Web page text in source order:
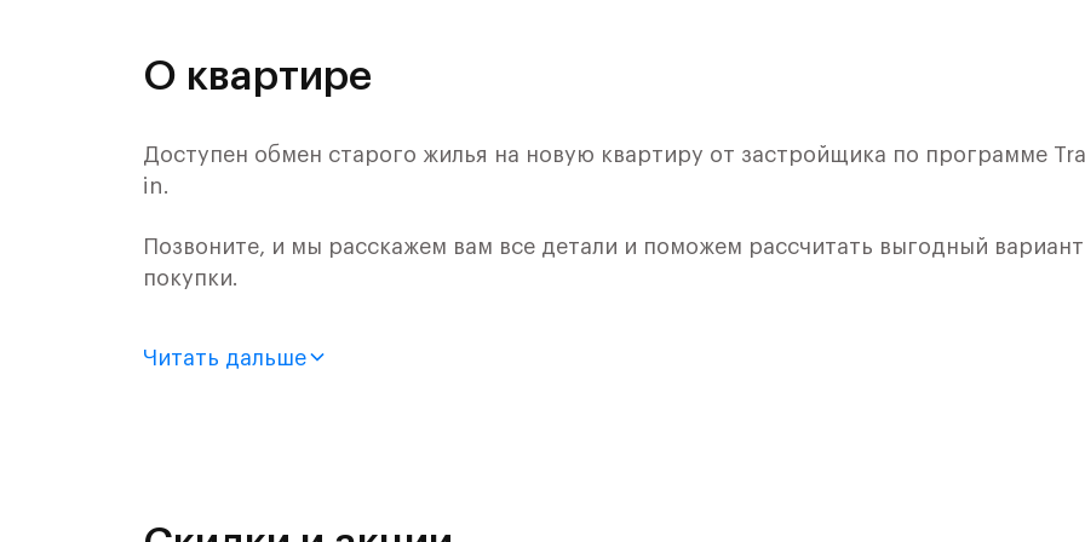
О квартире
Доступен обмен старого жилья на новую квартиру от застройщика по программе
in.
Позвоните, и мы расскажем вам все детали и поможем рассчитать выгодный вариант
покупки.
монолитного дома (Корпус 59, Секция 4) в ЖК «Рублевский Квартал» от группы
и Подушкинским лесами.
Читать дальше